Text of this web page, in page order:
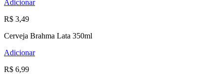
Adicionar
R$ 3,49
Cerveja Brahma Lata 350ml
Adicionar
R$ 6,99